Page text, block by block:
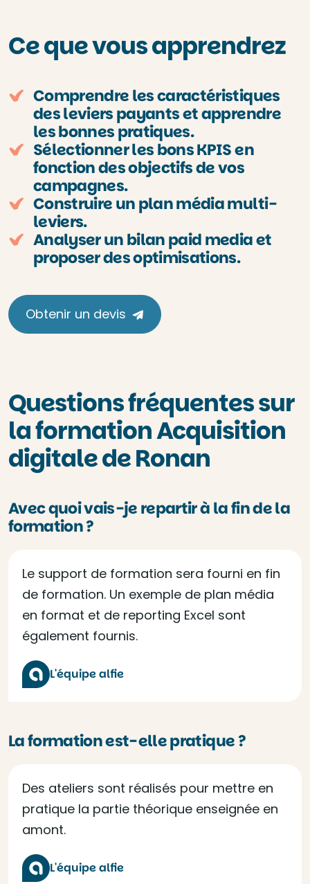
Ce que vous apprendrez
Comprendre les caractéristiques
des leviers payants et apprendre
les bonnes pratiques.
Sélectionner les bons KPIS en
fonction des objectifs de vos
campagnes.
Construire un plan média multi-
leviers.
Analyser un bilan paid media et
proposer des optimisations.
Obtenir un devis
Questions fréquentes sur
la formation Acquisition
digitale de Ronan
Avec quoi vais-je repartir à la fin de la
formation ?
Le support de formation sera fourni en fin
de formation. Un exemple de plan média
en format et de reporting Excel sont
également fournis.
L'équipe alfie
La formation est-elle pratique ?
Des ateliers sont réalisés pour mettre en
pratique la partie théorique enseignée en
amont.
L'équipe alfie